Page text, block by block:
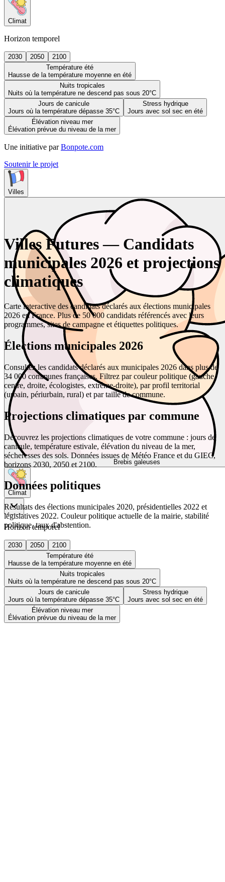
Climat
Horizon temporel
2030 2050
2100
Température été
Hausse de la température moyenne en été
Nuits tropicales
Nuits où la température ne descend pas sous 20°C
Jours de canicule
Jours où la température dépasse 35°C
Stress hydrique
Jours avec sol sec en été
Élévation niveau mer
Élévation prévue du niveau de la mer
Une initiative par Bonpote.com
Soutenir le projet
Villes
Brebis galeuses
Climat
Horizon temporel
2030 2050
2100
Température été
Hausse de la température moyenne en été
Nuits tropicales
Nuits où la température ne descend pas sous 20°C
Jours de canicule
Jours où la température dépasse 35°C
Stress hydrique
Jours avec sol sec en été
Élévation niveau mer
Élévation prévue du niveau de la mer
Villes Futures — Candidats
municipales 2026 et projections
climatiques
Carte interactive des candidats déclarés aux élections municipales
2026 en France. Plus de 50 000 candidats référencés avec leurs
programmes, sites de campagne et étiquettes politiques.
Élections municipales 2026
Consultez les candidats déclarés aux municipales 2026 dans plus de
34 000 communes françaises. Filtrez par couleur politique (gauche,
centre, droite, écologistes, extrême-droite), par profil territorial
(urbain, périurbain, rural) et par taille de commune.
Projections climatiques par commune
Découvrez les projections climatiques de votre commune : jours de
canicule, température estivale, élévation du niveau de la mer,
sécheresses des sols. Données issues de Météo France et du GIEC,
horizons 2030, 2050 et 2100.
Données politiques
Résultats des élections municipales 2020, présidentielles 2022 et
législatives 2022. Couleur politique actuelle de la mairie, stabilité
politique, taux d'abstention.